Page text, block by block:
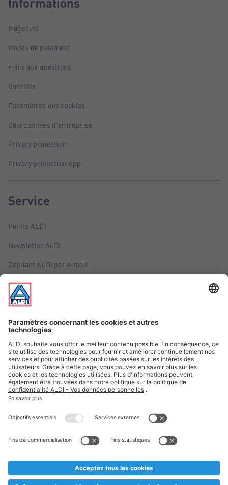
Magasins
Modes de paiement
Foire aux questions
Garantie
Paramètres des cookies
Coordonnées d'entreprise
Privacy protection
Privacy protection App
Service
Points ALDI
Newsletter ALDI
Dépliant ALDI par e-mail
Offres
Infos essentielles
Suivez ALDI Belgique
Textes marqués d'un astérisque et mentions légales
* Nous vendons ces articles temporairement et jusqu'à
au cas où, malgré le planning bien étudié, nous serions
prématurément en rupture de stock. Prix Recupel et TVA incl.
** Sur ce site, l’utilisation de la forme masculine a été adoptée